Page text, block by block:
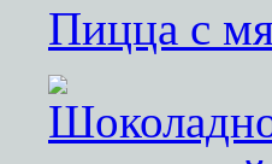
Пицца с